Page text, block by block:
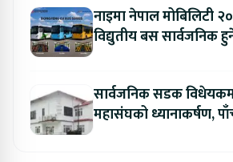
नाइमा नेपाल मोबिलिटी
विद्युतीय बस सार्वजनिक
सार्वजनिक सडक
महासंघको ध्यानाकर्षण,